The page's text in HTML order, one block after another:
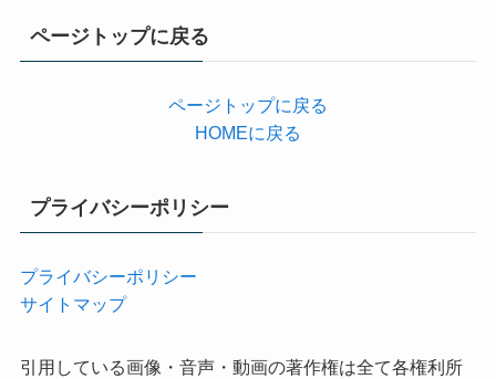
ページトップに戻る
ページトップに戻る
HOMEに戻る
プライバシーポリシー
プライバシーポリシー
サイトマップ
引用している画像・音声・動画の著作権は全て各権利所